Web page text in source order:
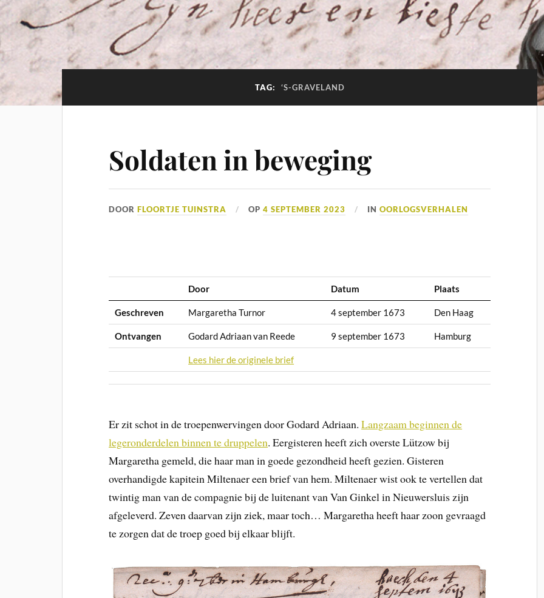
TAG: ‘S-GRAVELAND
Soldaten in beweging
DOORFLOORTJE TUINSTRA OP4 SEPTEMBER 2023 INOORLOGSVERHALEN
Door Datum Plaats
Geschreven Margaretha Turnor 4 september 1673 Den Haag
Ontvangen Godard Adriaan van Reede 9 september 1673 Hamburg
Lees hier de originele brief
Er zit schot in de troepenwervingen door Godard Adriaan.Langzaam beginnen de
legeronderdelen binnen te druppelen. Eergisteren heeft zich overste Lützow bij
Margaretha gemeld, die haar man in goede gezondheid heeft gezien. Gisteren
overhandigde kapitein Miltenaer een brief van hem. Miltenaer wist ook te vertellen dat
twintig man van de compagnie bij de luitenant van Van Ginkel in Nieuwersluis zijn
afgeleverd. Zeven daarvan zijn ziek, maar toch… Margaretha heeft haar zoon gevraagd
te zorgen dat de troep goed bij elkaar blijft.